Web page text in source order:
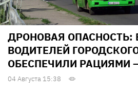
ДРОНОВАЯ ОПАСНОСТЬ:
ВОДИТЕЛЕЙ
ОБЕСПЕЧИЛИ РАЦИЯМИ
04 Августа 15:38